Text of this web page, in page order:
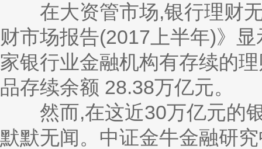
在大资管市场,银行理财无
财市场报告(2017上半年)》
家银行业金融机构有存续的
品存续余额 28.38万亿元。
然而,在这近30万亿元的银
默默无闻。中证金牛金融研